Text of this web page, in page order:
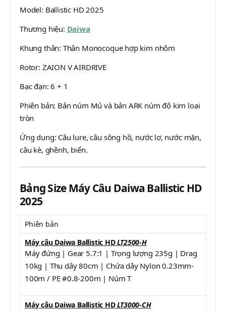
Model: Ballistic HD 2025
Thương hiệu: Daiwa
Khung thân: Thân Monocoque hợp kim nhôm
Rotor: ZAION V AIRDRIVE
Bạc đạn: 6 + 1
Phiên bản: Bản núm Mủ và bản ARK núm độ kim loại
tròn
Ứng dụng: Câu lure, câu sông hồ, nước lợ, nước mặn,
câu kè, ghềnh, biển.
Bảng Size Máy Câu Daiwa Ballistic HD
2025
Phiên bản
Máy câu Daiwa Ballistic HDLT2500-H
Máy đứng | Gear 5.7:1 | Trọng lượng 235g | Drag
10kg | Thu dây 80cm | Chứa dây Nylon 0.23mm-
100m / PE #0.8-200m | Núm T
Máy câu Daiwa Ballistic HDLT3000-CH